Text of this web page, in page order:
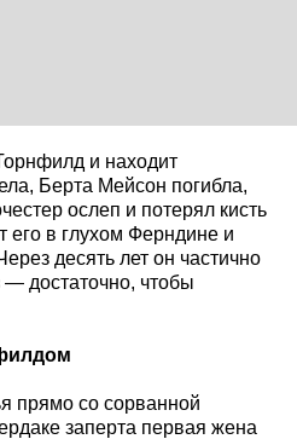
и находит
Берта Мейсон погибла,
ослеп и потерял кисть
его в глухом Ферндине и
десять лет он частично
— достаточно, чтобы
прямо со сорванной
заперта первая жена